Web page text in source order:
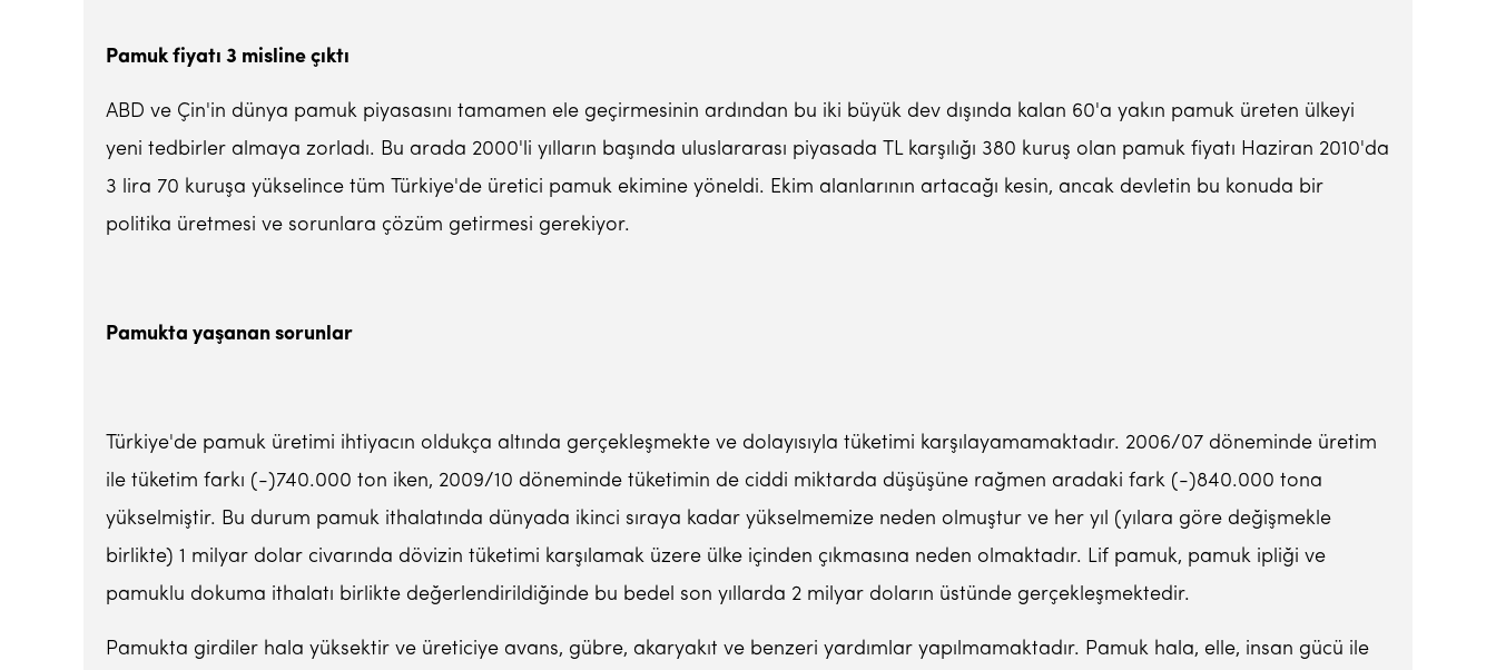
Pamuk fiyatı 3 misline çıktı
ABD ve Çin'in dünya pamuk piyasasını tamamen ele geçirmesinin ardından bu iki büyük dev dışında kalan 60'a yakın pamuk üreten ülkeyi
yeni tedbirler almaya zorladı. Bu arada 2000'li yılların başında uluslararası piyasada TL karşılığı 380 kuruş olan pamuk fiyatı Haziran 2010'da
3 lira 70 kuruşa yükselince tüm Türkiye'de üretici pamuk ekimine yöneldi. Ekim alanlarının artacağı kesin, ancak devletin bu konuda bir
politika üretmesi ve sorunlara çözüm getirmesi gerekiyor.
Pamukta yaşanan sorunlar
Türkiye'de pamuk üretimi ihtiyacın oldukça altında gerçekleşmekte ve dolayısıyla tüketimi karşılayamamaktadır. 2006/07 döneminde üretim
ile tüketim farkı (-)740.000 ton iken, 2009/10 döneminde tüketimin de ciddi miktarda düşüşüne rağmen aradaki fark (-)840.000 tona
yükselmiştir. Bu durum pamuk ithalatında dünyada ikinci sıraya kadar yükselmemize neden olmuştur ve her yıl (yılara göre değişmekle
birlikte) 1 milyar dolar civarında dövizin tüketimi karşılamak üzere ülke içinden çıkmasına neden olmaktadır. Lif pamuk, pamuk ipliği ve
pamuklu dokuma ithalatı birlikte değerlendirildiğinde bu bedel son yıllarda 2 milyar doların üstünde gerçekleşmektedir.
Pamukta girdiler hala yüksektir ve üreticiye avans, gübre, akaryakıt ve benzeri yardımlar yapılmamaktadır. Pamuk hala, elle, insan gücü ile